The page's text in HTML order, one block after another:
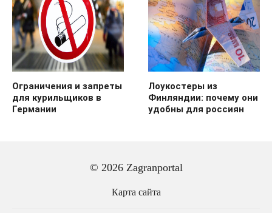
Ограничения и запреты
для курильщиков в
Германии
Лоукостеры из
Финляндии: почему они
удобны для россиян
© 2026 Zagranportal
Карта сайта